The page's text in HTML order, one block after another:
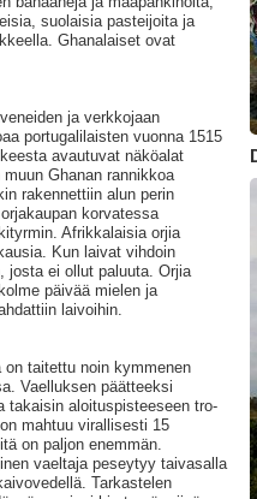
suolaisia pasteijoita ja
Ghanalaiset ovat
ja verkkojaan
portugalilaisten vuonna 1515
avautuvat näköalat
Ghanan rannikkoa
rakennettiin alun perin
korvatessa
Afrikkalaisia orjia
Kun laivat vihdoin
josta ei ollut paluuta. Orjia
päivää mielen ja
laivoihin.
taitettu noin kymmenen
Vaelluksen päätteeksi
takaisin aloituspisteeseen tro-
mahtuu virallisesti 15
on paljon enemmän.
vaeltaja peseytyy taivasalla
Tarkastelen